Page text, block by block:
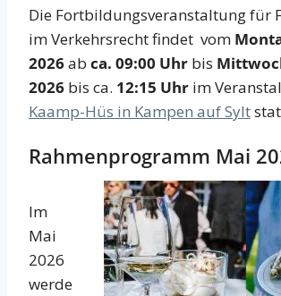
Die Fortbildungsveranstaltung für
im Verkehrsrecht findet vom
2026ab ca. 09:00 Uhr bis
2026 bis ca. 12:15 Uhr im
Kaamp-Hüs in Kampen auf Sylt
Rahmenprogramm Mai
Im
Mai
2026
werde